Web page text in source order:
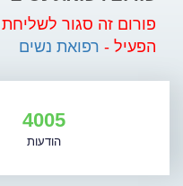
פורום זה סגור
הפעיל - רפואת נשים
4005
הודעות